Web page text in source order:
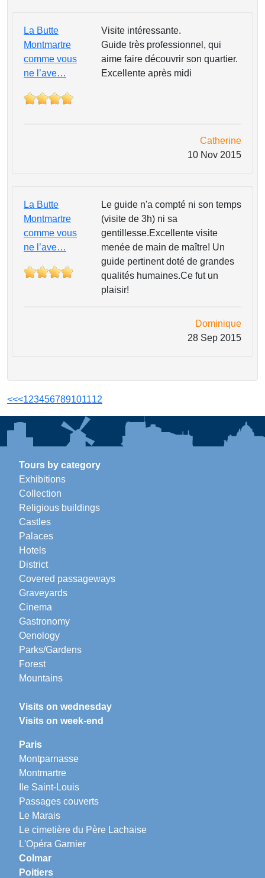
La Butte
Montmartre
comme vous
ne l’ave…
Visite intéressante.
Guide très professionnel, qui
aime faire découvrir son quartier.
Excellente après midi
Catherine
10 Nov 2015
La Butte
Montmartre
comme vous
ne l’ave…
Le guide n'a compté ni son temps
(visite de 3h) ni sa
gentillesse.Excellente visite
menée de main de maître! Un
guide pertinent doté de grandes
qualités humaines.Ce fut un
plaisir!
Dominique
28 Sep 2015
<<<123456789101112
Tours by category
Exhibitions
Collection
Religious buildings
Castles
Palaces
Hotels
District
Covered passageways
Graveyards
Cinema
Gastronomy
Oenology
Parks/Gardens
Forest
Mountains
Visits on wednesday
Visits on week-end
Paris
Montparnasse
Montmartre
Ile Saint-Louis
Passages couverts
Le Marais
Le cimetière du Père Lachaise
L'Opéra Garnier
Colmar
Poitiers